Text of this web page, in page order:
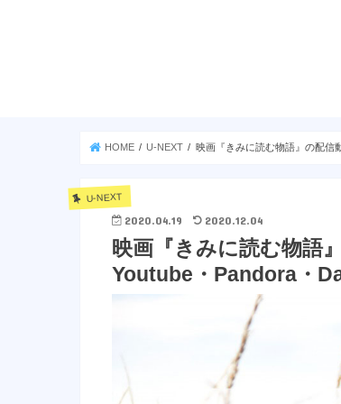
HOME
U-NEXT 映画『きみに読む物語』の配信
U-NEXT
2020.04.19 2020.12.04
映画『きみに読む物語
Youtube・Pandora・